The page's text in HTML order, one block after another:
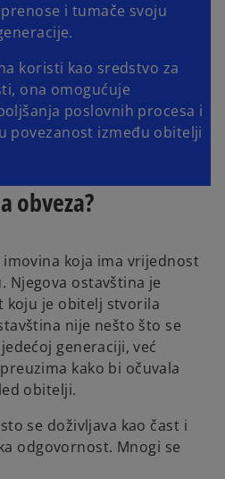
i tumače svoju
koristi kao sredstvo za
ona omogućuje
poslovnih procesa i
povezanost između obitelji
obveza?
koja ima vrijednost
ostavština je
koju je obitelj stvorila
nije nešto što se
generaciji, već
kako bi očuvala
obitelji.
se doživljava kao čast i
odgovornost. Mnogi se